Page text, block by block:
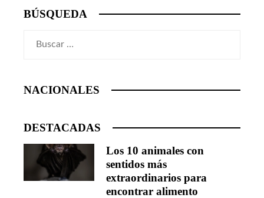
BÚSQUEDA
NACIONALES
DESTACADAS
Los 10 animales con
sentidos más
extraordinarios para
encontrar alimento